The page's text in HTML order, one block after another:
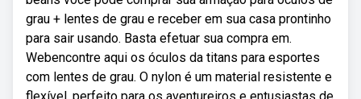
grau + lentes de grau e receber em sua casa prontinho
para sair usando. Basta efetuar sua compra em.
Webencontre aqui os óculos da titans para esportes
com lentes de grau. O nylon é um material resistente e